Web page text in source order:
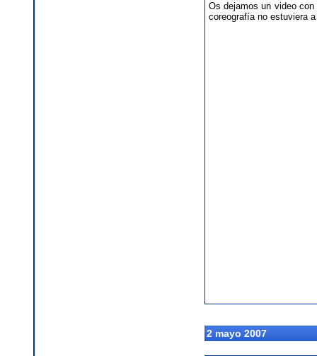
Os dejamos un video
coreografía no estuviera
2 mayo 2007